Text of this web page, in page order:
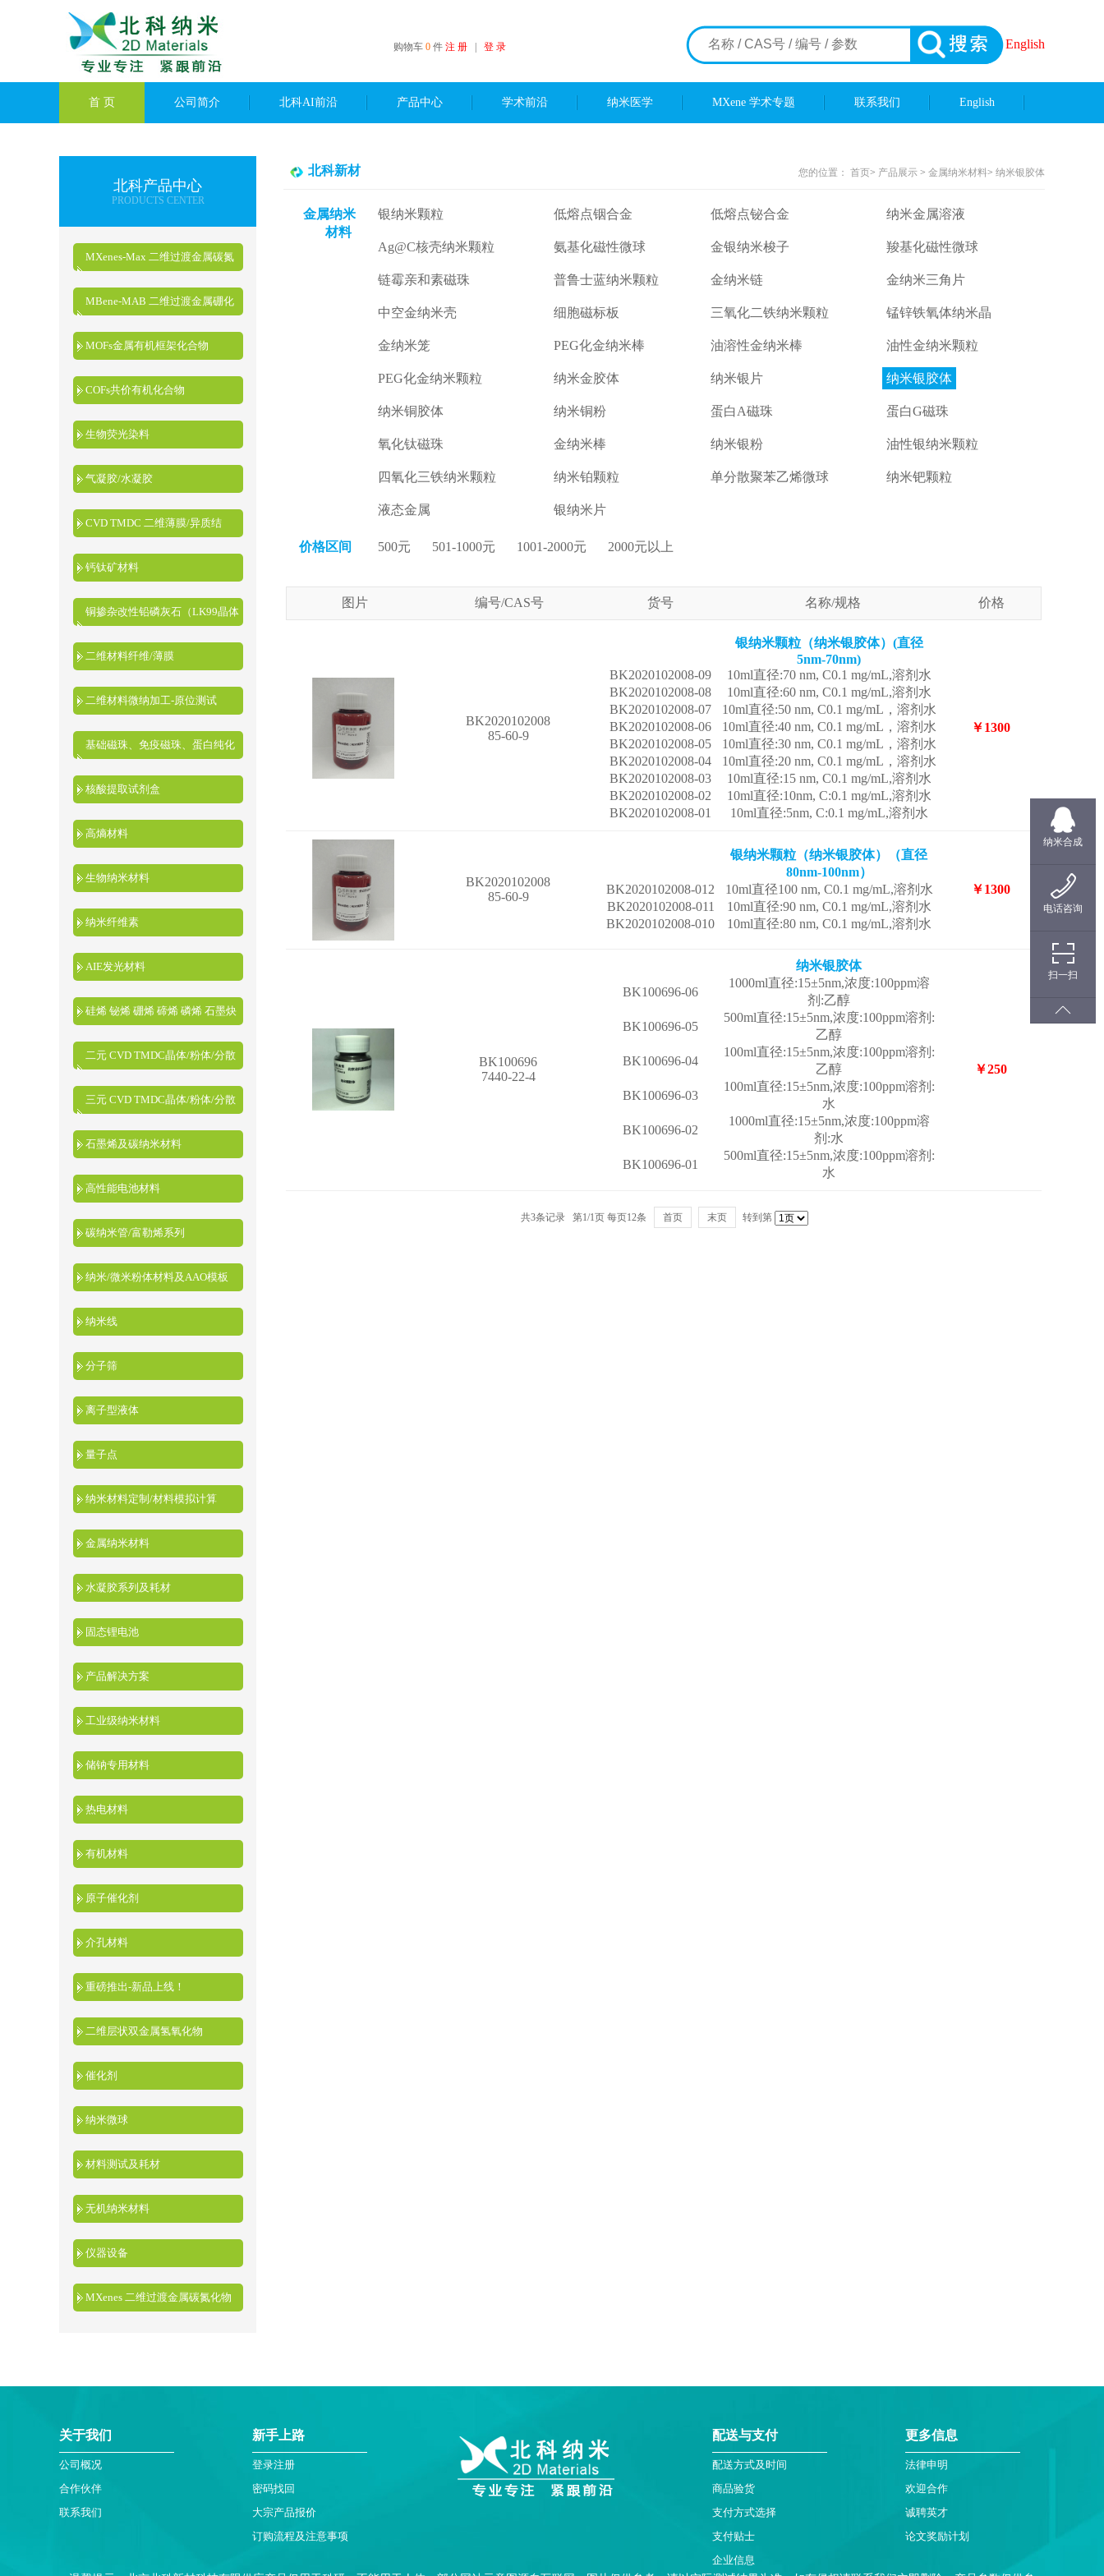
购物车 0 件 注 册 登 录 English
首 页 公司简介 北科AI前沿 产品中心 学术前沿 纳米医学 MXene 学术专题 联系我们 English
北科产品中心
PRODUCTS CENTER
MXenes-Max 二维过渡金属碳氮
化物
MBene-MAB 二维过渡金属硼化
物
MOFs金属有机框架化合物
COFs共价有机化合物
生物荧光染料
气凝胶/水凝胶
CVD TMDC 二维薄膜/异质结
钙钛矿材料
铜掺杂改性铅磷灰石（LK99晶体
粉末）
二维材料纤维/薄膜
二维材料微纳加工-原位测试
基础磁珠、免疫磁珠、蛋白纯化
磁珠、核酸提取磁珠
核酸提取试剂盒
高熵材料
生物纳米材料
纳米纤维素
AIE发光材料
硅烯 铋烯 硼烯 碲烯 磷烯 石墨炔
二元 CVD TMDC晶体/粉体/分散
液
三元 CVD TMDC晶体/粉体/分散
液
石墨烯及碳纳米材料
高性能电池材料
碳纳米管/富勒烯系列
纳米/微米粉体材料及AAO模板
纳米线
分子筛
离子型液体
量子点
纳米材料定制/材料模拟计算
金属纳米材料
水凝胶系列及耗材
固态锂电池
产品解决方案
工业级纳米材料
储钠专用材料
热电材料
有机材料
原子催化剂
介孔材料
重磅推出-新品上线！
二维层状双金属氢氧化物
催化剂
纳米微球
材料测试及耗材
无机纳米材料
仪器设备
MXenes 二维过渡金属碳氮化物
北科新材 您的位置： 首页> 产品展示 > 金属纳米材料> 纳米银胶体
金属纳米
材料
银纳米颗粒 低熔点铟合金 低熔点铋合金 纳米金属溶液
Ag@C核壳纳米颗粒 氨基化磁性微球 金银纳米梭子 羧基化磁性微球
链霉亲和素磁珠 普鲁士蓝纳米颗粒 金纳米链 金纳米三角片
中空金纳米壳 细胞磁标板 三氧化二铁纳米颗粒 锰锌铁氧体纳米晶
金纳米笼 PEG化金纳米棒 油溶性金纳米棒 油性金纳米颗粒
PEG化金纳米颗粒 纳米金胶体 纳米银片 纳米银胶体
纳米铜胶体 纳米铜粉 蛋白A磁珠 蛋白G磁珠
氧化钛磁珠 金纳米棒 纳米银粉 油性银纳米颗粒
四氧化三铁纳米颗粒 纳米铂颗粒 单分散聚苯乙烯微球 纳米钯颗粒
液态金属 银纳米片
价格区间 500元 501-1000元 1001-2000元 2000元以上
图片 编号/CAS号 货号 名称/规格 价格
BK2020102008
85-60-9
银纳米颗粒（纳米银胶体）(直径
5nm-70nm)
BK2020102008-09
10ml直径:70 nm, C0.1 mg/mL,溶剂水
BK2020102008-08
10ml直径:60 nm, C0.1 mg/mL,溶剂水
BK2020102008-07
10ml直径:50 nm, C0.1 mg/mL，溶剂水
BK2020102008-06
10ml直径:40 nm, C0.1 mg/mL，溶剂水
BK2020102008-05
10ml直径:30 nm, C0.1 mg/mL，溶剂水
BK2020102008-04
10ml直径:20 nm, C0.1 mg/mL，溶剂水
BK2020102008-03
10ml直径:15 nm, C0.1 mg/mL,溶剂水
BK2020102008-02
10ml直径:10nm, C:0.1 mg/mL,溶剂水
BK2020102008-01
10ml直径:5nm, C:0.1 mg/mL,溶剂水
￥1300
BK2020102008
85-60-9
银纳米颗粒（纳米银胶体）（直径
80nm-100nm）
BK2020102008-012
10ml直径100 nm, C0.1 mg/mL,溶剂水
BK2020102008-011
10ml直径:90 nm, C0.1 mg/mL,溶剂水
BK2020102008-010
10ml直径:80 nm, C0.1 mg/mL,溶剂水
￥1300
BK100696
7440-22-4
纳米银胶体
BK100696-06
1000ml直径:15±5nm,浓度:100ppm溶
剂:乙醇
BK100696-05
500ml直径:15±5nm,浓度:100ppm溶剂:
乙醇
BK100696-04
100ml直径:15±5nm,浓度:100ppm溶剂:
乙醇
BK100696-03
100ml直径:15±5nm,浓度:100ppm溶剂:
水
BK100696-02
1000ml直径:15±5nm,浓度:100ppm溶
剂:水
BK100696-01
500ml直径:15±5nm,浓度:100ppm溶剂:
水
￥250
共3条记录 第1/1页 每页12条 首页 末页 转到第
关于我们
公司概况
合作伙伴
联系我们
新手上路
登录注册
密码找回
大宗产品报价
订购流程及注意事项
配送与支付
配送方式及时间
商品验货
支付方式选择
支付贴士
企业信息
更多信息
法律申明
欢迎合作
诚聘英才
论文奖励计划
纳米合成
电话咨询
扫一扫